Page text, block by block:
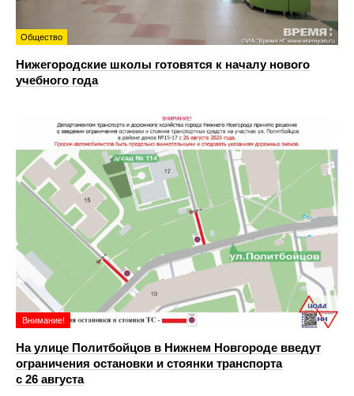
Общество
Нижегородские школы готовятся к началу нового
учебного года
Внимание!
На улице Политбойцов в Нижнем Новгороде введут
ограничения остановки и стоянки транспорта
с 26 августа